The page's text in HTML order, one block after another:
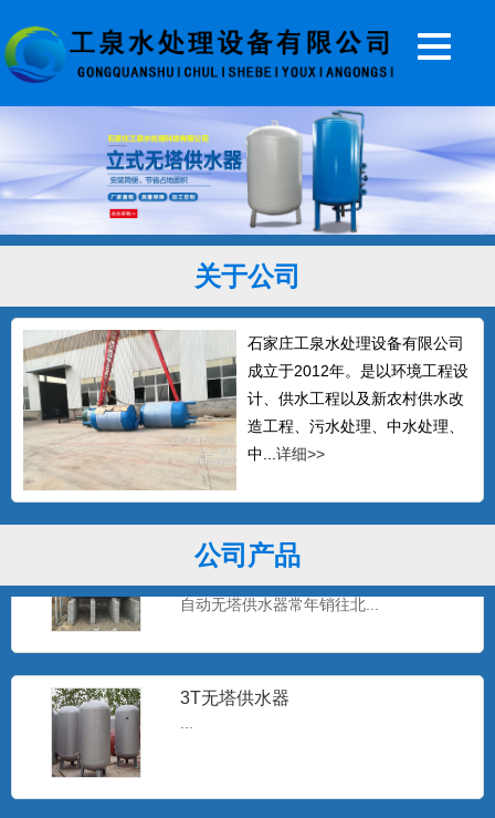
关于公司
石家庄工泉水处理设备有限公司
成立于2012年。是以环境工程设
计、供水工程以及新农村供水改
造工程、污水处理、中水处理、
中...详细>>
公司产品
20T无塔供水器
5T无塔供水设备
...
全自动无塔供水设备
石家庄工泉公司生产的无塔供水设备，全
自动无塔供水器常年销往北...
3T无塔供水器